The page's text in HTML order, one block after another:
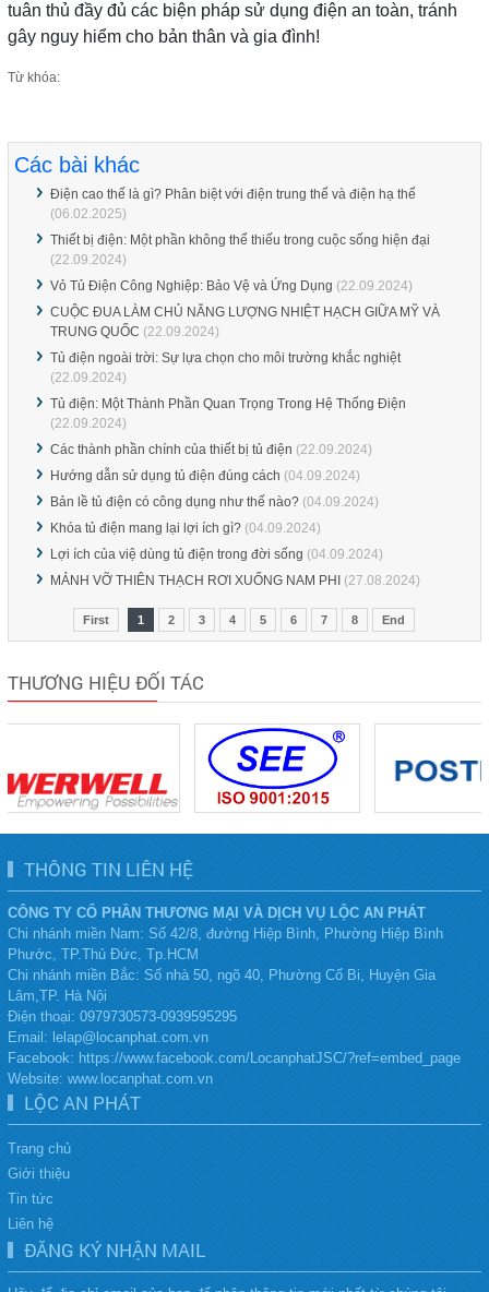
tuân thủ đầy đủ các biện pháp sử dụng điện an toàn, tránh
gây nguy hiểm cho bản thân và gia đình!
Từ khóa:
Các bài khác
Điện cao thế là gì? Phân biệt với điện trung thế và điện hạ thế
(06.02.2025)
Thiết bị điện: Một phần không thể thiếu trong cuộc sống hiện đại
(22.09.2024)
Vỏ Tủ Điện Công Nghiệp: Bảo Vệ và Ứng Dụng (22.09.2024)
CUỘC ĐUA LÀM CHỦ NĂNG LƯỢNG NHIỆT HẠCH GIỮA MỸ VÀ
TRUNG QUỐC (22.09.2024)
Tủ điện ngoài trời: Sự lựa chọn cho môi trường khắc nghiệt
(22.09.2024)
Tủ điện: Một Thành Phần Quan Trọng Trong Hệ Thống Điện
(22.09.2024)
Các thành phần chính của thiết bị tủ điện (22.09.2024)
Hướng dẫn sử dụng tủ điện đúng cách (04.09.2024)
Bản lề tủ điện có công dụng như thế nào?(04.09.2024)
Khóa tủ điện mang lại lợi ích gì?(04.09.2024)
Lợi ích của việ dùng tủ điện trong đời sống (04.09.2024)
MẢNH VỠ THIÊN THẠCH RƠI XUỐNG NAM PHI
(27.08.2024)
First 1 2 3 4 5 6 7 8 End
THƯƠNG HIỆU ĐỐI TÁC
THÔNG TIN LIÊN HỆ
CÔNG TY CỔ PHẦN THƯƠNG MẠI VÀ DỊCH VỤ LỘC AN PHÁT
Chi nhánh miền Nam: Số 42/8, đường Hiệp Bình, Phường Hiệp Bình
Phước, TP.Thủ Đức, Tp.HCM
Chi nhánh miền Bắc: Số nhà 50, ngõ 40, Phường Cổ Bi, Huyện Gia
Lâm,TP. Hà Nội
Điện thoại: 0979730573-0939595295
Email: lelap@locanphat.com.vn
Facebook: https://www.facebook.com/LocanphatJSC/?ref=embed_page
Website: www.locanphat.com.vn
LỘC AN PHÁT
Trang chủ
Giới thiệu
Tin tức
Liên hệ
ĐĂNG KÝ NHẬN MAIL